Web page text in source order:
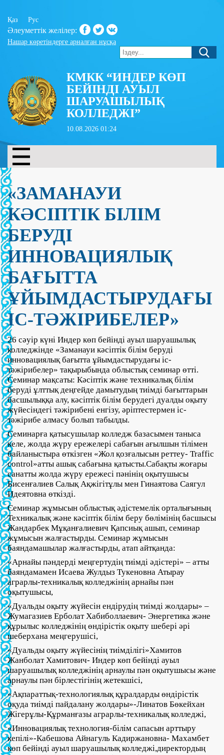
Қаз Рус
Әлеуметтік желілер:
Нашар көретіндерге арналған нұсқа
КМКК “ИНДЕР КӨП
БЕЙІНДІ АУЫЛ
ШАРУАШЫЛЫҚ
КОЛЛЕДЖІ”
10.08.2026 01:24
«ЗАМАНАУИ
КӘСІПТІК БІЛІМ
БЕРУДІ
ИННОВАЦИЯЛЫҚ
БАҒЫТТА
ҰЙЫМДАСТЫРУДАҒЫ
ІС-ТӘЖІРИБЕЛЕР»
26 сәуір күні Индер көп бейінді ауыл шаруашылық
колледжінде «Заманауи кәсіптік білім беруді
инновациялық бағытта ұйымдастырудағы іс-
тәжірибелер» тақырыбында облыстық семинар өтті.
Семинар мақсаты: Кәсіптік және техникалық білім
беруді ұлттық деңгейде дамытудың тиімді бағыттарын
басшылыққа алу, кәсіптік білім берудегі дуалды оқыту
жүйесіндегі тәжірибені енгізу, әріптестермен іс-
тәжірибе алмасу болып табылды.
Семинарға қатысушылар колледж базасымен таныса
келе, жолда жүру ережелері сабағын ағылшын тілімен
байланыстыра өткізген «Жол қозғалысын реттеу- Traffic
control»атты ашық сабағына қатысты.Сабақты жоғары
санатты жолда жүру ережесі пәнінің оқытушысы
Бисенғалиев Салық Ақжігітұлы мен Гинаятова Саягул
Идеятовна өткізді.
Семинар жұмысын облыстық әдістемелік орталығының
Техникалық және кәсіптік білім беру бөлімінің басшысы
Жандарбек Мұқанғалиевич Қапсиық ашып, семинар
жұмысын жалғастырды. Семинар жұмысын
баяндамашылар жалғастырды, атап айтқанда:
«Арнайы пәндерді меңгертудің тиімді әдістері» – атты
баяндамамен Исаева Жулдыз Тукеновна Атырау
аграрлы-техникалық колледжінің арнайы пән
оқытушысы,
«Дуальды оқыту жүйесін ендірудің тиімді жолдары» –
Жумагазиев Ерболат Хабиболлаевич- Энергетика және
құрылыс колледжінің өндірістік оқыту шебері әрі
шеберхана меңгерушісі,
«Дуальды оқыту жүйесінің тиімділігі»Хамитов
Жанболат Хамитович- Индер көп бейінді ауыл
шаруашылық колледжінің арнаулы пән оқытушысы және
арнаулы пән бірлестігінің жетекшісі,
«Ақпараттық-технологиялық құралдарды өндірістік
оқуда тиімді пайдалану жолдары»-Линатов Бөкейхан
Жігерұлы-Құрманғазы аграрлы-техникалық колледжі,
«Инновациялық технология-білім сапасын арттыру
кепілі»-Кабешова Айнагуль Кадиржановна- Махамбет
көп бейінді ауыл шаруашылық колледжі,директордың